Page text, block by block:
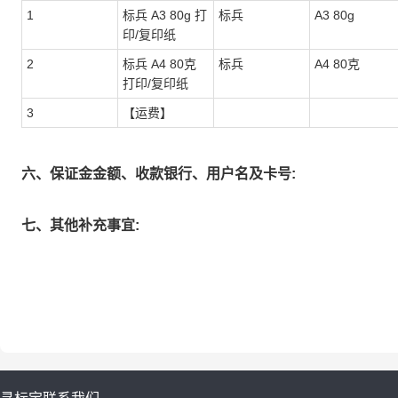
1
标兵 A3 80g 打
印/复印纸
标兵 A3 80g
2
标兵 A4 80克
打印/复印纸
标兵 A4 80克
3 【运费】
六、保证金金额、收款银行、用户名及卡号:
七、其他补充事宜: